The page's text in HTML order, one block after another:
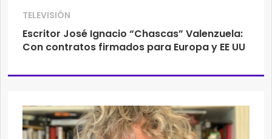
TELEVISIÓN
Escritor José Ignacio “Chascas” Valenzuela:
Con contratos firmados para Europa y EE UU